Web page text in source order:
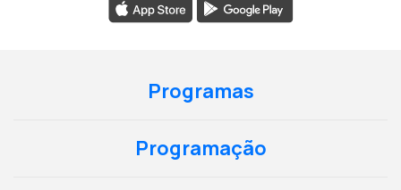
Programas
Programação